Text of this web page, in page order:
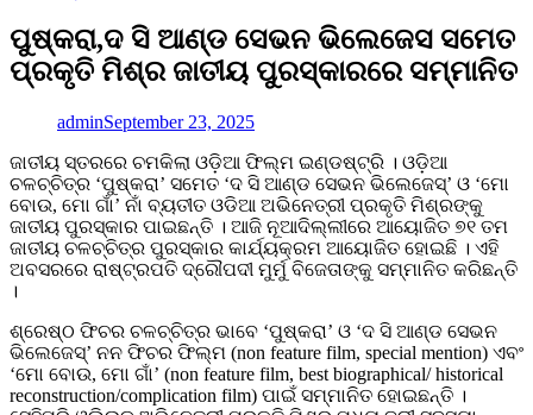
ପୁଷ୍କରା,ଦ ସି ଆଣ୍ଡ ସେଭନ ଭିଲେଜେସ ସମେତ
ପ୍ରକୃତି ମିଶ୍ର ଜାତୀୟ ପୁରସ୍କାରରେ ସମ୍ମାନିତ
adminSeptember 23, 2025
ଜାତୀୟ ସ୍ତରରେ ଚମକିଲା ଓଡ଼ିଆ ଫିଲ୍ମ ଇଣ୍ଡଷ୍ଟ୍ରି । ଓଡ଼ିଆ
ଚଳଚ୍ଚିତ୍ର ‘ପୁଷ୍କରା’ ସମେତ ‘ଦ ସି ଆଣ୍ଡ ସେଭନ ଭିଲେଜେସ୍’ ଓ ‘ମୋ
ବୋଉ, ମୋ ଗାଁ’ ନାଁ ବ୍ୟତୀତ ଓଡିଆ ଅଭିନେତ୍ରୀ ପ୍ରକୃତି ମିଶ୍ରଙ୍କୁ
ଜାତୀୟ ପୁରସ୍କାର ପାଇଛନ୍ତି । ଆଜି ନୂଆଦିଲ୍ଲୀରେ ଆୟୋଜିତ ୭୧ ତମ
ଜାତୀୟ ଚଳଚ୍ଚିତ୍ର ପୁରସ୍କାର କାର୍ଯ୍ୟକ୍ରମ ଆୟୋଜିତ ହୋଇଛି । ଏହି
ଅବସରରେ ରାଷ୍ଟ୍ରପତି ଦ୍ରୌପଦୀ ମୁର୍ମୁ ବିଜେତାଙ୍କୁ ସମ୍ମାନିତ କରିଛନ୍ତି
।
ଶ୍ରେଷ୍ଠ ଫିଚର ଚଳଚ୍ଚିତ୍ର ଭାବେ ‘ପୁଷ୍କରା’ ଓ ‘ଦ ସି ଆଣ୍ଡ ସେଭନ
ଭିଲେଜେସ୍’ ନନ ଫିଚର ଫିଲ୍ମ (non feature film, special mention) ଏବଂ
‘ମୋ ବୋଉ, ମୋ ଗାଁ’ (non feature film, best biographical/ historical
reconstruction/complication film) ପାଇଁ ସମ୍ମାନିତ ହୋଇଛନ୍ତି ।